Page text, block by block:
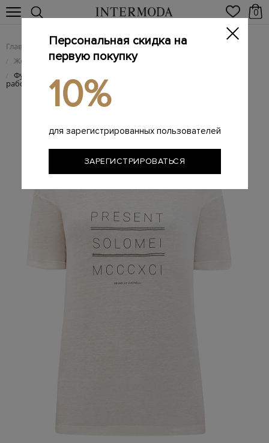
0
Главная Женщинам / Женская одежда
/ Женские футболки
/ Футболка из льна и шелка с принтом и вышивкой ручной
работы
Персональная скидка на
первую покупку
10%
для зарегистрированных пользователей
ЗАРЕГИСТРИРОВАТЬСЯ